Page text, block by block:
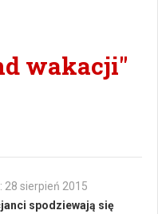
wakacji"
28 sierpień 2015
spodziewają się